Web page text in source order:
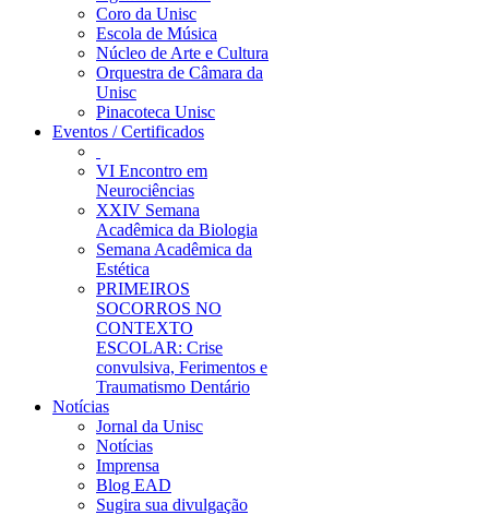
Coro da Unisc
Escola de Música
Núcleo de Arte e Cultura
Orquestra de Câmara da
Unisc
Pinacoteca Unisc
Eventos / Certificados
VI Encontro em
Neurociências
XXIV Semana
Acadêmica da Biologia
Semana Acadêmica da
Estética
PRIMEIROS
SOCORROS NO
CONTEXTO
ESCOLAR: Crise
convulsiva, Ferimentos e
Traumatismo Dentário
Notícias
Jornal da Unisc
Notícias
Imprensa
Blog EAD
Sugira sua divulgação